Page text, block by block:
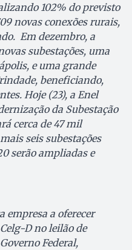
102% do previsto
novas conexões rurais,
Em dezembro, a
subestações, uma
e uma grande
beneficiando,
Hoje (23), a Enel
da Subestação
cerca de 47 mil
seis subestações
serão ampliadas e
empresa a oferecer
D no leilão de
Federal,